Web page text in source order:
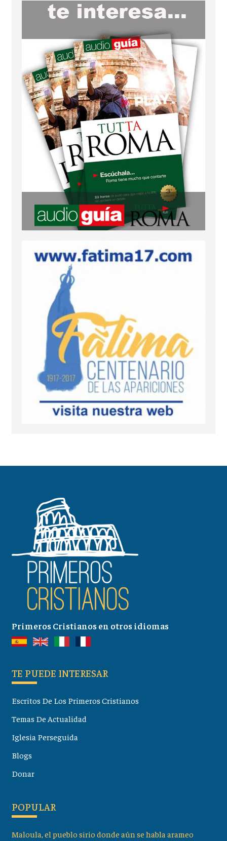
Primeros Cristianos en otros idiomas
TE PUEDE INTERESAR
Escritos De Los Primeros Cristianos
Temas De Actualidad
Iglesia Perseguida
Blogs
Donar
POPULAR
Maloula, el pueblo sirio donde aún se habla arameo